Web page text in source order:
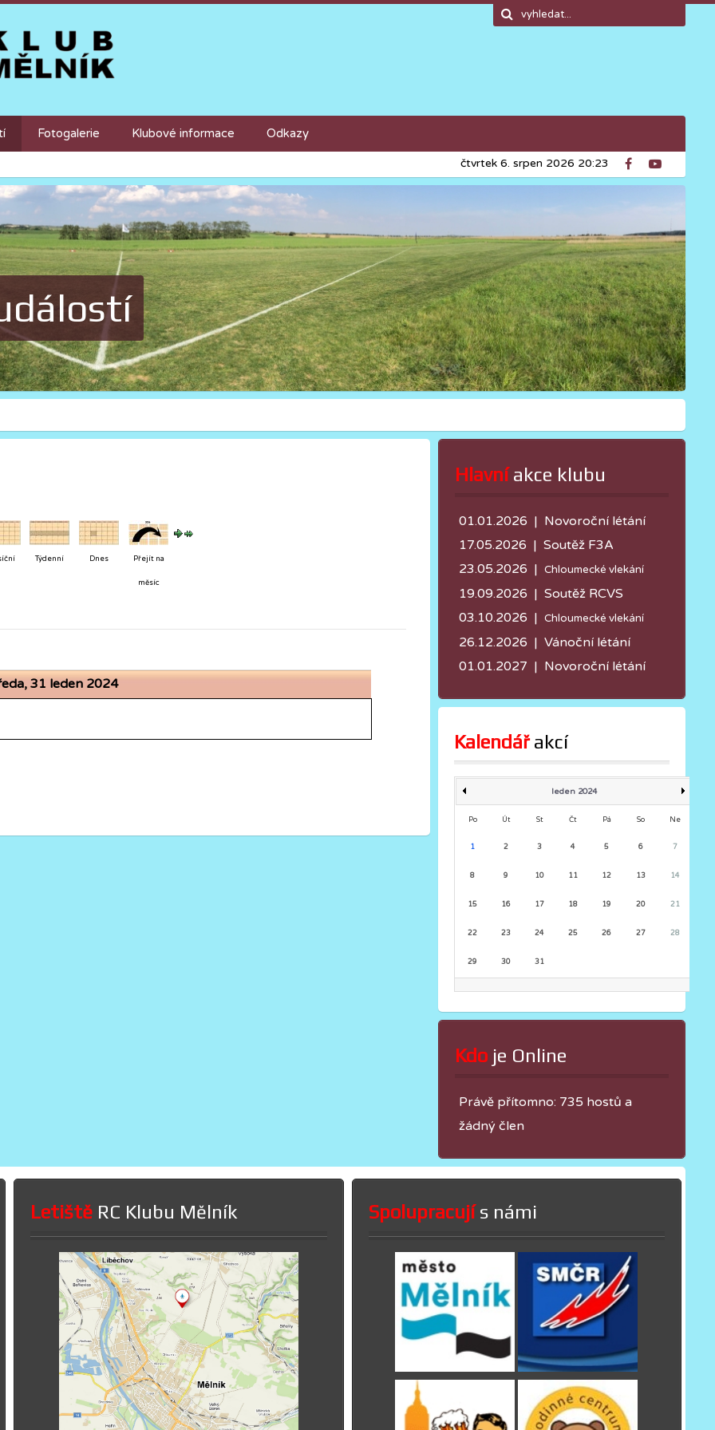
Fotogalerie Klubové informace Odkazy
čtvrtek 6. srpen 2026 20:23
Týdenní Dnes Přejít na
měsíc
31 leden 2024
Hlavní akce klubu
01.01.2026 | Novoroční létání
17.05.2026 | Soutěž F3A
23.05.2026 | Chloumecké vlekání
19.09.2026 | Soutěž RCVS
03.10.2026 | Chloumecké vlekání
26.12.2026 | Vánoční létání
01.01.2027 | Novoroční létání
Kalendář akcí
leden 2024
Po Út St Čt Pá So Ne
1 2 3 4 5 6 7
8 9 10 11 12 13 14
15 16 17 18 19 20 21
22 23 24 25 26 27 28
29 30 31
Kdo je Online
Právě přítomno: 735 hostů a
žádný člen
Letiště RC Klubu Mělník Spolupracujís námi